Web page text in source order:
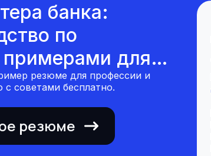
банка:
по
для
резюме для профессии и
советами бесплатно.
резюме